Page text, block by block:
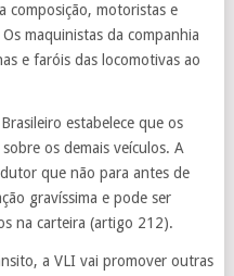
composição, motoristas e
maquinistas da companhia
e faróis das locomotivas ao
estabelece que os
os demais veículos. A
que não para antes de
gravíssima e pode ser
na carteira (artigo 212).
a VLI vai promover outras